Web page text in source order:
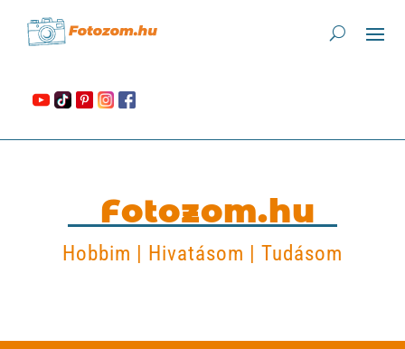
Fotozom.hu
Hobbim | Hivatásom | Tudásom